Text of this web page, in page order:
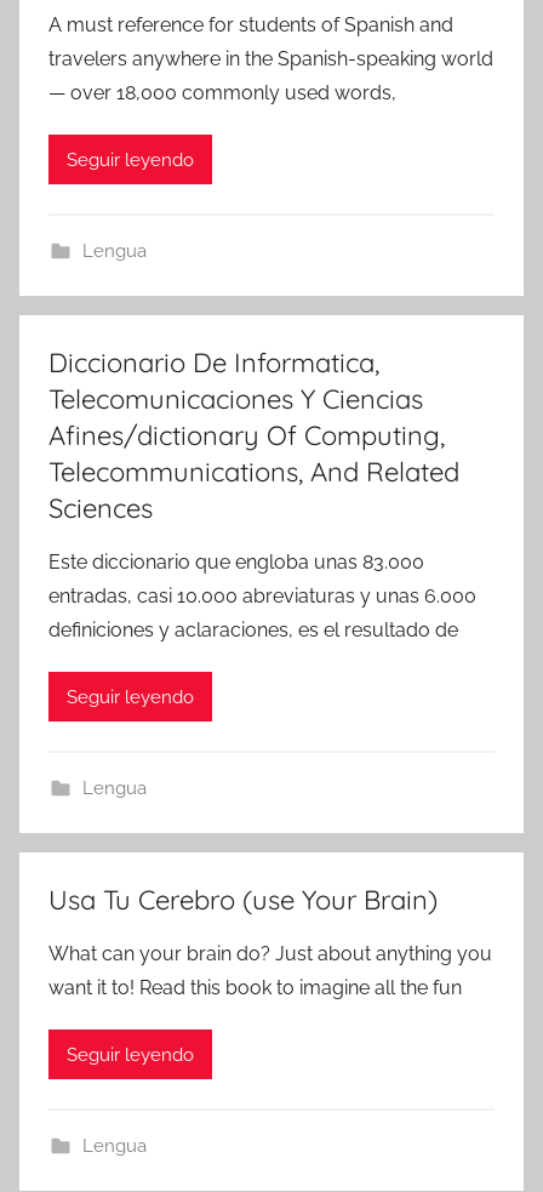
A must reference for students of Spanish and
travelers anywhere in the Spanish-speaking world
— over 18,000 commonly used words,
Seguir leyendo
Lengua
Diccionario De Informatica,
Telecomunicaciones Y Ciencias
Afines/dictionary Of Computing,
Telecommunications, And Related
Sciences
Este diccionario que engloba unas 83.000
entradas, casi 10.000 abreviaturas y unas 6.000
definiciones y aclaraciones, es el resultado de
Seguir leyendo
Lengua
Usa Tu Cerebro (use Your Brain)
What can your brain do? Just about anything you
want it to! Read this book to imagine all the fun
Seguir leyendo
Lengua